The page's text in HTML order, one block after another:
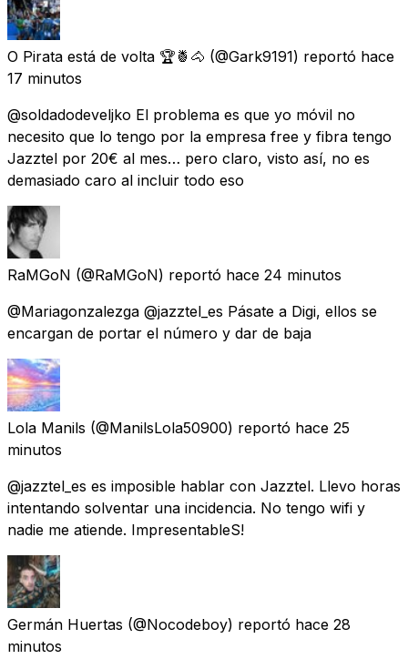
O Pirata está de volta 🏆🍍🐴 (@Gark9191) reportó hace
17 minutos
@soldadodeveljko El problema es que yo móvil no
necesito que lo tengo por la empresa free y fibra tengo
Jazztel por 20€ al mes… pero claro, visto así, no es
demasiado caro al incluir todo eso
RaMGoN (@RaMGoN) reportó hace 24 minutos
@Mariagonzalezga @jazztel_es Pásate a Digi, ellos se
encargan de portar el número y dar de baja
Lola Manils (@ManilsLola50900) reportó hace 25
minutos
@jazztel_es es imposible hablar con Jazztel. Llevo horas
intentando solventar una incidencia. No tengo wifi y
nadie me atiende. ImpresentableS!
Germán Huertas (@Nocodeboy) reportó hace 28
minutos